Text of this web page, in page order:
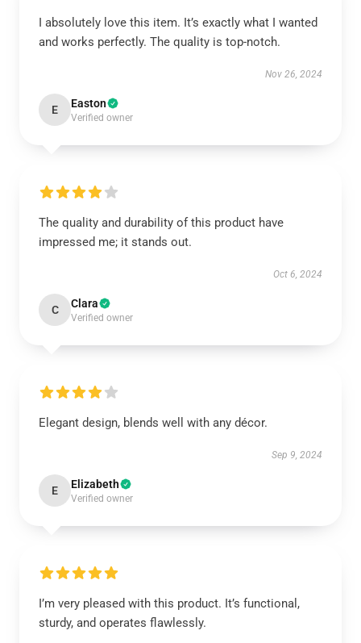
I absolutely love this item. It’s exactly what I wanted
and works perfectly. The quality is top-notch.
Nov 26, 2024
E Easton
Verified owner
The quality and durability of this product have
impressed me; it stands out.
Oct 6, 2024
C Clara
Verified owner
Elegant design, blends well with any décor.
Sep 9, 2024
E Elizabeth
Verified owner
I’m very pleased with this product. It’s functional,
sturdy, and operates flawlessly.